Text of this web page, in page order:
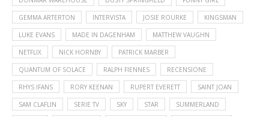
GEMMA ARTERTON INTERVISTA JOSIE ROURKE KINGSMAN
LUKE EVANS MADE IN DAGENHAM MATTHEW VAUGHN
NETFLIX NICK HORNBY PATRICK MARBER
QUANTUM OF SOLACE RALPH FIENNES RECENSIONE
RHYS IFANS RORY KEENAN RUPERT EVERETT SAINT JOAN
SAM CLAFLIN SERIE TV SKY STAR SUMMERLAND